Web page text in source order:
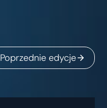
Poprzednie edycje